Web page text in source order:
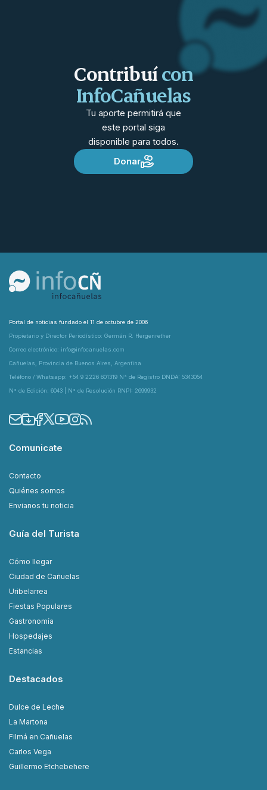
Contribuícon
InfoCañuelas
Tu aporte permitirá que
este portal siga
disponible para todos.
Donar
Portal de noticias fundado el 11 de octubre de 2006
Propietario y Director Periodístico: Germán R. Hergenrether
Correo electrónico: info@infocanuelas.com
Cañuelas, Provincia de Buenos Aires, Argentina
Teléfono / Whatsapp: +54 9 2226 601319 N° de Registro DNDA: 5343054
N° de Edición: 6043 | N° de Resolución RNPI: 2699932
Comunicate
Contacto
Quiénes somos
Envianos tu noticia
Guía del Turista
Cómo llegar
Ciudad de Cañuelas
Uribelarrea
Fiestas Populares
Gastronomía
Hospedajes
Estancias
Destacados
Dulce de Leche
La Martona
Filmá en Cañuelas
Carlos Vega
Guillermo Etchebehere